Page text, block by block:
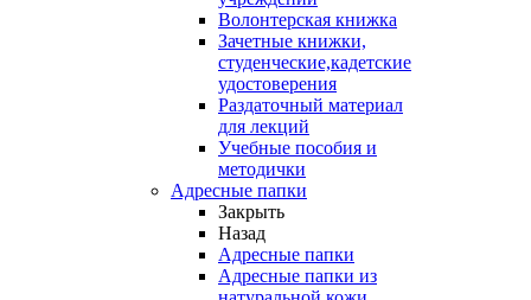
Волонтерская книжка
Зачетные книжки,
студенческие,кадетские
удостоверения
Раздаточный материал
для лекций
Учебные пособия и
методички
Адресные папки
Закрыть
Назад
Адресные папки
Адресные папки из